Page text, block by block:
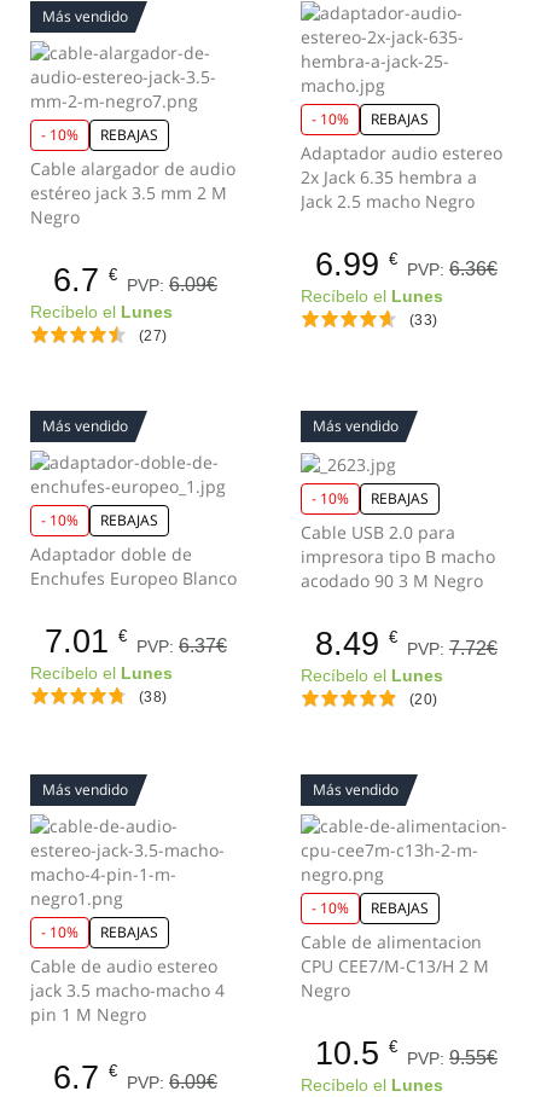
Más vendido
- 10% REBAJAS
Cable alargador de audio
estéreo jack 3.5 mm 2 M
Negro
6.7 €
PVP: 6.09€
Recíbelo el Lunes
(27)
- 10% REBAJAS
Adaptador audio estereo
2x Jack 6.35 hembra a
Jack 2.5 macho Negro
6.99 €
PVP: 6.36€
Recíbelo el Lunes
(33)
Más vendido
- 10% REBAJAS
Adaptador doble de
Enchufes Europeo Blanco
7.01 €
PVP: 6.37€
Recíbelo el Lunes
(38)
Más vendido
- 10% REBAJAS
Cable USB 2.0 para
impresora tipo B macho
acodado 90 3 M Negro
8.49 €
PVP: 7.72€
Recíbelo el Lunes
(20)
Más vendido
- 10% REBAJAS
Cable de audio estereo
jack 3.5 macho-macho 4
pin 1 M Negro
6.7 €
PVP: 6.09€
Más vendido
- 10% REBAJAS
Cable de alimentacion
CPU CEE7/M-C13/H 2 M
Negro
10.5 €
PVP: 9.55€
Recíbelo el Lunes